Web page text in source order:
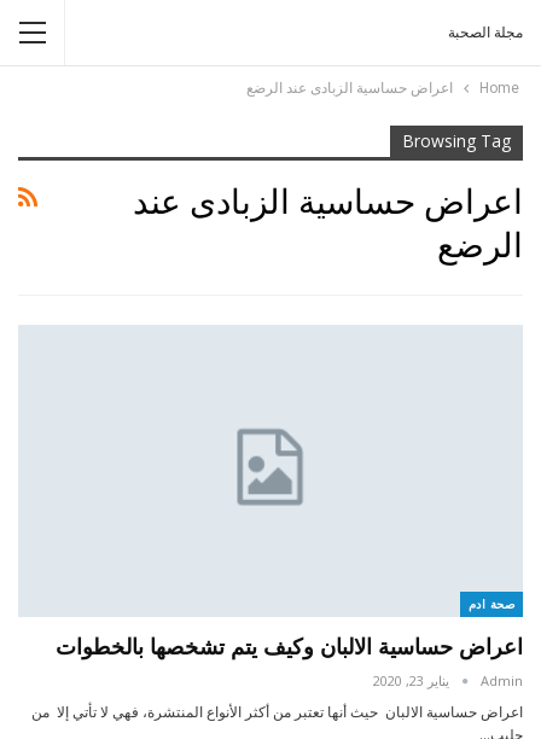
مجلة الصحبة
Home اعراض حساسية الزبادى عند الرضع
Browsing Tag
اعراض حساسية الزبادى عند
الرضع
صحة ادم
اعراض حساسية الالبان وكيف يتم تشخصها بالخطوات
Admin يناير 23, 2020
اعراض حساسية الالبان حيث أنها تعتبر من أكثر الأنواع المنتشرة، فهي لا تأتي إلا من